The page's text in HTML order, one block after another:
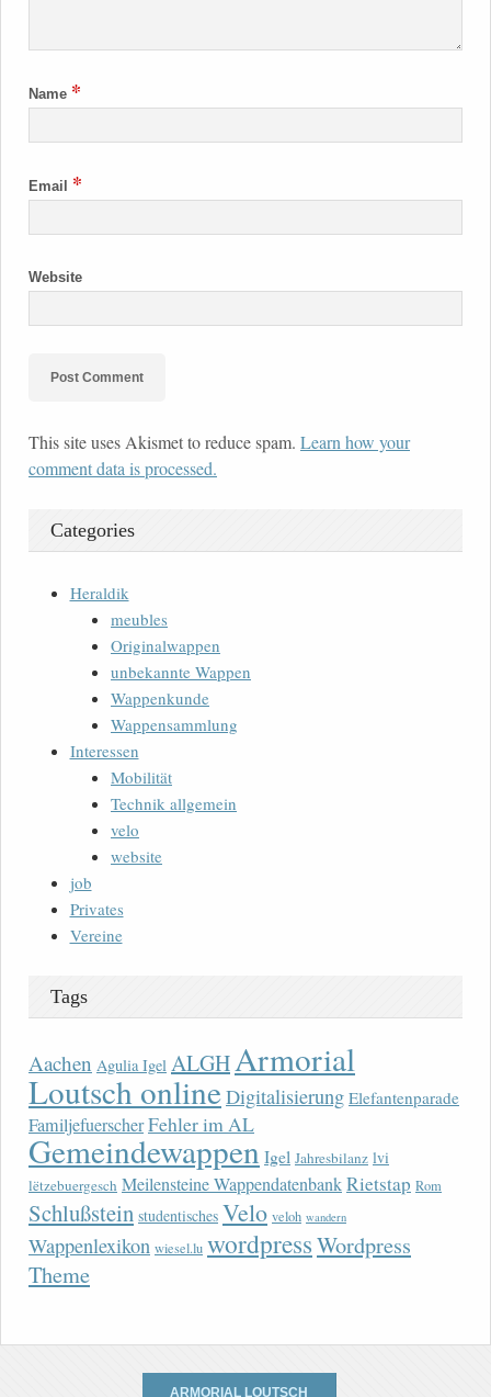
Name *
Email *
Website
This site uses Akismet to reduce spam. Learn how your
comment data is processed.
Categories
Heraldik
meubles
Originalwappen
unbekannte Wappen
Wappenkunde
Wappensammlung
Interessen
Mobilität
Technik allgemein
velo
website
job
Privates
Vereine
Tags
Aachen Agulia Igel ALGH Armorial
Loutsch onlineDigitalisierung Elefantenparade
FamiljefuerscherFehler im AL
Gemeindewappen Igel Jahresbilanz lvi
lëtzebuergesch Meilensteine WappendatenbankRietstap Rom
Schlußstein studentisches Velo veloh wandern
Wappenlexikon wiesel.lu wordpressWordpress
Theme
ARMORIAL LOUTSCH